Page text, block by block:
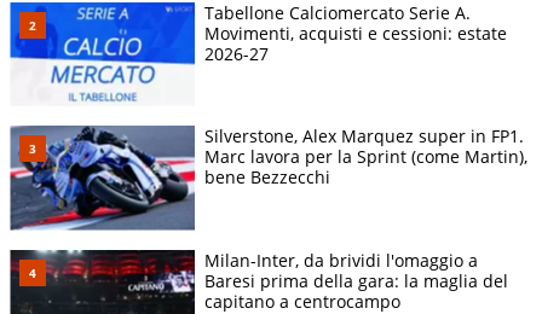
Tabellone Calciomercato Serie A.
Movimenti, acquisti e cessioni: estate
2026-27
Silverstone, Alex Marquez super in FP1.
Marc lavora per la Sprint (come Martin),
bene Bezzecchi
Milan-Inter, da brividi l'omaggio a
Baresi prima della gara: la maglia del
capitano a centrocampo